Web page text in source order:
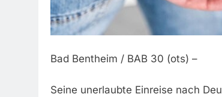
Bad Bentheim / BAB 30 (ots) –
Seine unerlaubte Einreise nach